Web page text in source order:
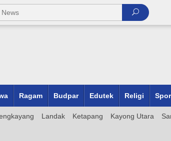
Ragam Budpar Edutek Religi
Landak Ketapang Kayong Utara